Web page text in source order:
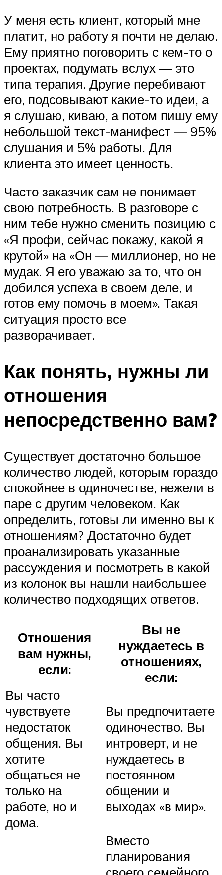
У меня есть клиент, который мне
платит, но работу я почти не делаю.
Ему приятно поговорить с кем-то о
проектах, подумать вслух — это
типа терапия. Другие перебивают
его, подсовывают какие-то идеи, а
я слушаю, киваю, а потом пишу ему
небольшой текст-манифест — 95%
слушания и 5% работы. Для
клиента это имеет ценность.
Часто заказчик сам не понимает
свою потребность. В разговоре с
ним тебе нужно сменить позицию с
«Я профи, сейчас покажу, какой я
крутой» на «Он — миллионер, но не
мудак. Я его уважаю за то, что он
добился успеха в своем деле, и
готов ему помочь в моем». Такая
ситуация просто все
разворачивает.
Как понять, нужны ли
отношения
непосредственно вам?
Существует достаточно большое
количество людей, которым гораздо
спокойнее в одиночестве, нежели в
паре с другим человеком. Как
определить, готовы ли именно вы к
отношениям? Достаточно будет
проанализировать указанные
рассуждения и посмотреть в какой
из колонок вы нашли наибольшее
количество подходящих ответов.
Отношения
вам нужны,
если:
Вы не
нуждаетесь в
отношениях,
если:
Вы часто
чувствуете
недостаток
общения. Вы
хотите
общаться не
только на
работе, но и
дома.
Вы предпочитаете
одиночество. Вы
интроверт, и не
нуждаетесь в
постоянном
общении и
выходах «в мир».
Вместо
планирования